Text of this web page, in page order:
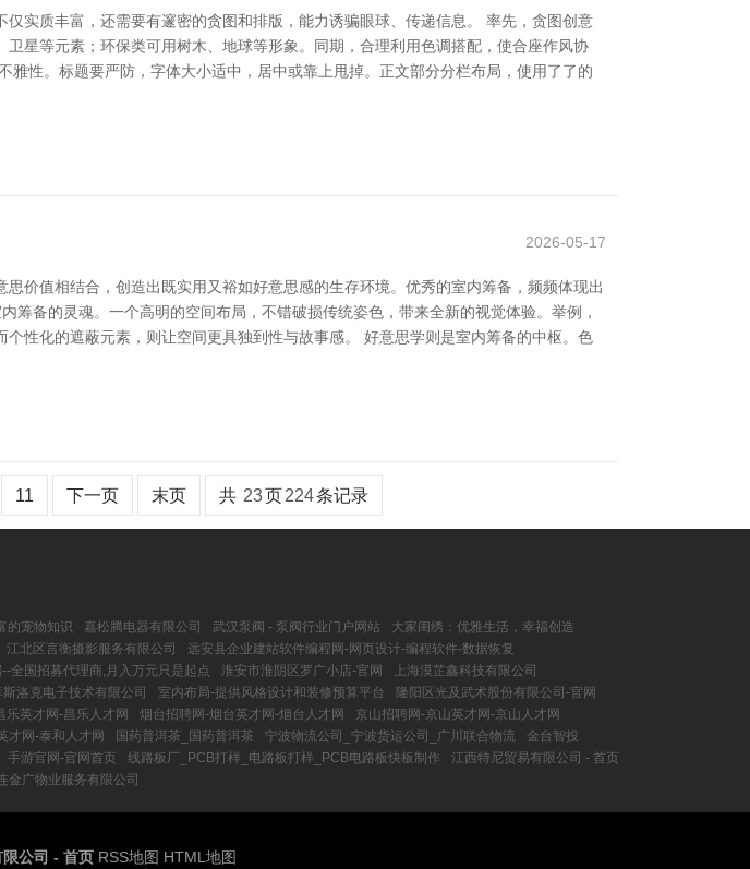
实质丰富，还需要有邃密的贪图和排版，能力诱骗眼球、传递信息。 率先，贪图创意
星等元素；环保类可用树木、地球等形象。同期，合理利用色调搭配，使合座作风协
性。标题要严防，字体大小适中，居中或靠上甩掉。正文部分分栏布局，使用了了的
2026-05-17
价值相结合，创造出既实用又裕如好意思感的生存环境。优秀的室内筹备，频频体现出
备的灵魂。一个高明的空间布局，不错破损传统姿色，带来全新的视觉体验。举例，
性化的遮蔽元素，则让空间更具独到性与故事感。 好意思学则是室内筹备的中枢。色
11 下一页 末页 共 23页224条记录
的宠物知识 嘉松腾电器有限公司 武汉泵阀 - 泵阀行业门户网站
大家闺绣：优雅生活，幸福创造
江北区言衡摄影服务有限公司
远安县企业建站软件编程网-网页设计-编程软件-数据恢复
全国招募代理商,月入万元只是起点 淮安市淮阴区罗广小店-官网
上海漠芷鑫科技有限公司
斯洛克电子技术有限公司 室内布局-提供风格设计和装修预算平台
隆阳区光及武术股份有限公司-官网
乐英才网-昌乐人才网 烟台招聘网-烟台英才网-烟台人才网
京山招聘网-京山英才网-京山人才网
才网-泰和人才网 国药普洱茶_国药普洱茶 宁波物流公司_宁波货运公司_广川联合物流
金台智投
手游官网-官网首页 线路板厂_PCB打样_电路板打样_PCB电路板快板制作
江西特尼贸易有限公司 - 首页
金广物业服务有限公司
公司 - 首页 RSS地图 HTML地图